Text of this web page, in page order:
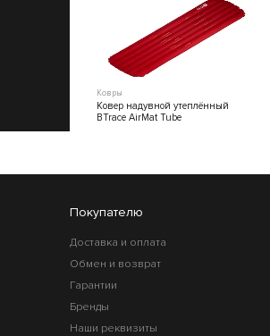
Ковры
Ковер надувной утеплённый
BTrace AirMat Tube
Покупателю
Доставка и оплата
Обмен и возврат
Гарантии
Бренды
Наши реквизиты